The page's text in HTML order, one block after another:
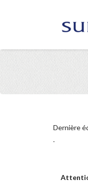
Dernière
.